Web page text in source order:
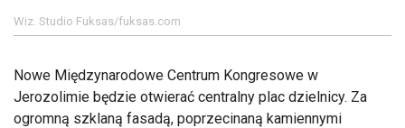
Wiz. Studio Fuksas/fuksas.com
Nowe Międzynarodowe Centrum Kongresowe w
Jerozolimie będzie otwierać centralny plac dzielnicy. Za
ogromną szklaną fasadą, poprzecinaną kamiennymi